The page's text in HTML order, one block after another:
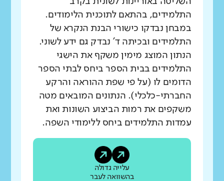
התלמידים, בהתאם לתוכנית הלימודים.
במבחן נבדקו כישורי הבנת הנקרא של
התלמידים ובכיתה ד' נבדק גם ידע לשוני.
הנתון המוצג מימין משקף את הישגי
התלמידים בבית הספר ביחס לבתי הספר
הדומים לו (על פי שפת ההוראה והרקע
החברתי-כלכלי). הנתונים המובאים מטה
משקפים את רמות הביצוע השונות ואת
עמדות התלמידים ביחס ללימודי השפה.
עלייה גדולה
בהשוואה לעבר